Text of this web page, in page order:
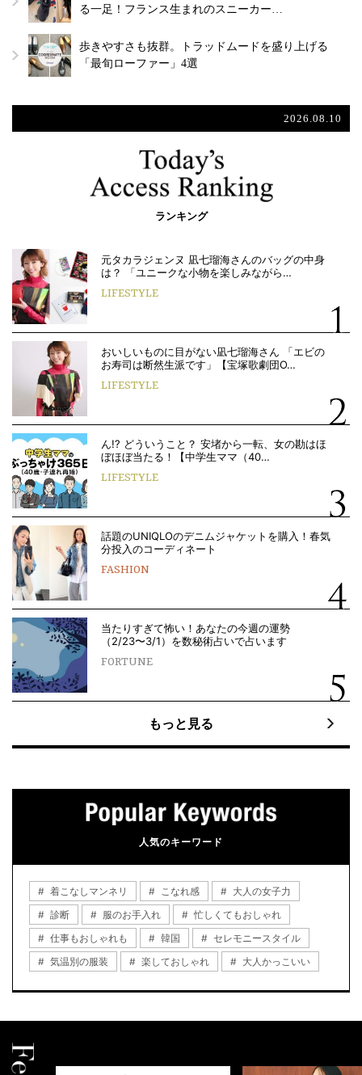
る一足！フランス生まれのスニーカー…
歩きやすさも抜群。トラッドムードを盛り上げる
「最旬ローファー」4選
2026.08.10
ランキング
元タカラジェンヌ 凪七瑠海さんのバッグの中身
は？ 「ユニークな小物を楽しみながら…
LIFESTYLE
おいしいものに目がない凪七瑠海さん 「エビの
お寿司は断然生派です」【宝塚歌劇団O…
LIFESTYLE
ん!? どういうこと？ 安堵から一転、女の勘はほ
ぼほぼ当たる！【中学生ママ（40…
LIFESTYLE
話題のUNIQLOのデニムジャケットを購入！春気
分投入のコーディネート
FASHION
当たりすぎて怖い！あなたの今週の運勢
（2/23〜3/1）を数秘術占いで占います
FORTUNE
もっと見る
人気のキーワード
着こなしマンネリ こなれ感
大人の女子力
診断
服のお手入れ
忙しくてもおしゃれ
仕事もおしゃれも
韓国
セレモニースタイル
気温別の服装
楽しておしゃれ 大人かっこいい